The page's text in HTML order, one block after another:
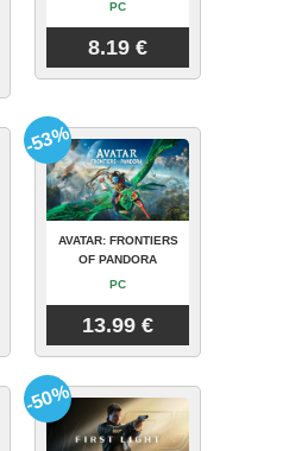
PC
8.19 €
AVATAR: FRONTIERS
OF PANDORA
PC
13.99 €
-53%
-50%